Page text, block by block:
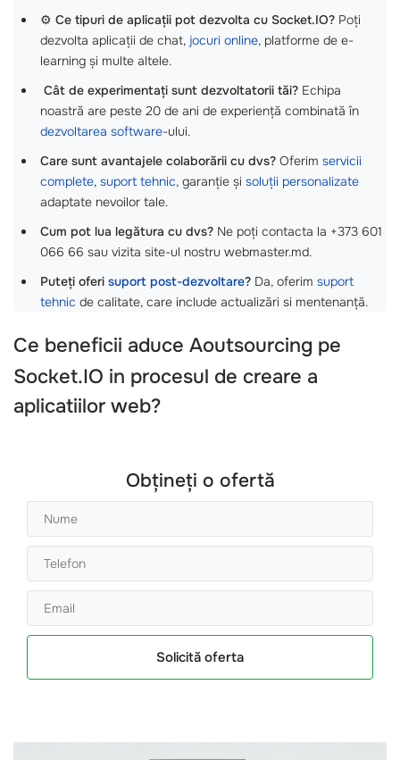
⚙️ Ce tipuri de aplicații pot dezvolta cu Socket.IO? Poți
dezvolta aplicații de chat, jocuri online, platforme de e-
learning și multe altele.
Cât de experimentați sunt dezvoltatorii tăi? Echipa
noastră are peste 20 de ani de experiență combinată în
dezvoltarea software-ului.
Care sunt avantajele colaborării cu dvs? Oferim servicii
complete, suport tehnic, garanție și soluții personalizate
adaptate nevoilor tale.
Cum pot lua legătura cu dvs? Ne poți contacta la +373 601
066 66 sau vizita site-ul nostru webmaster.md.
Puteți oferi suport post-dezvoltare? Da, oferim suport
tehnic de calitate, care include actualizări si mentenanță.
Ce beneficii aduce Aoutsourcing pe
Socket.IO in procesul de creare a
aplicatiilor web?
Obțineți o ofertă
Solicită oferta